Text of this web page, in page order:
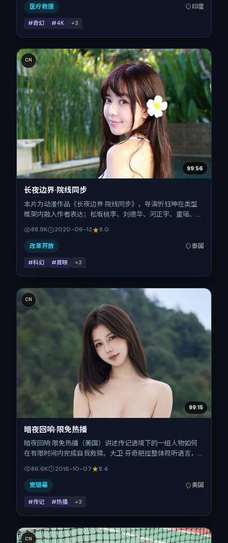
欢强情节与细腻表演的观众。
医疗救援 印度
#奇幻 #4K +3
CN
99:56
长夜边界·院线同步
本片为动漫作品《长夜边界·院线同步》，导演忻钰坤在类型
框架内融入作者表达；松坂桃李、刘德华、河正宇、童瑶、古
摄地与出品背景为泰国。上映时间 2020年6月12日（公映登
记日 2020-06-12），全片158分钟，节奏张弛有度。
88.9K 2020-06-12 8.0
改革开放 泰国
#科幻 #首映 +3
CN
99:15
暗夜回响·限免热播
暗夜回响·限免热播（美国）讲述传记语境下的一组人物如何
在有限时间内完成自我救赎。大卫·芬奇把控整体视听语言，
2016-10-07 起陆续登陆院线与网络平台，国庆档前后公映，
片长109分钟。
86.6K 2016-10-07 8.4
宽银幕 美国
#传记 #热播 +3
CN